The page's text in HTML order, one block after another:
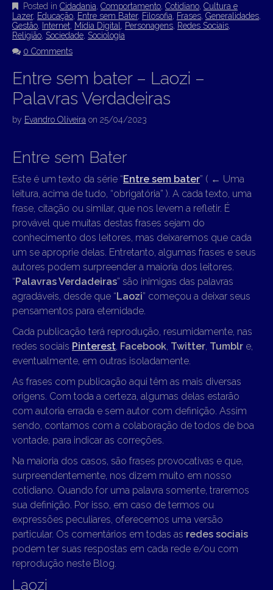
Posted in Cidadania, Comportamento, Cotidiano, Cultura e
Lazer, Educação, Entre sem Bater, Filosofia, Frases, Generalidades,
Gestão, Internet, Mídia Digital, Personagens, Redes Sociais,
Religião, Sociedade, Sociologia
0 Comments
Entre sem bater – Laozi –
Palavras Verdadeiras
by Evandro Oliveira on 25/04/2023
Entre sem Bater
Este é um texto da série “Entre sem bater” ( ← Uma
leitura, acima de tudo, “obrigatória” ). A cada texto, uma
frase, citação ou similar, que nos levem a refletir. É
provável que muitas destas frases sejam do
conhecimento dos leitores, mas deixaremos que cada
um se aproprie delas. Entretanto, algumas frases e seus
autores podem surpreender a maioria dos leitores.
“Palavras Verdadeiras” são inimigas das palavras
agradáveis, desde que “Laozi” começou a deixar seus
pensamentos para eternidade.
Cada publicação terá reprodução, resumidamente, nas
redes sociais Pinterest, Facebook, Twitter, Tumblr e,
eventualmente, em outras isoladamente.
As frases com publicação aqui têm as mais diversas
origens. Com toda a certeza, algumas delas estarão
com autoria errada e sem autor com definição. Assim
sendo, contamos com a colaboração de todos de boa
vontade, para indicar as correções.
Na maioria dos casos, são frases provocativas e que,
surpreendentemente, nos dizem muito em nosso
cotidiano. Quando for uma palavra somente, traremos
sua definição. Por isso, em caso de termos ou
expressões peculiares, oferecemos uma versão
particular. Os comentários em todas as redes sociais
podem ter suas respostas em cada rede e/ou com
reprodução neste Blog.
Laozi